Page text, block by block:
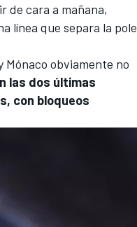
de cara a mañana,
línea que separa la pole
obviamente no
las dos últimas
con bloqueos